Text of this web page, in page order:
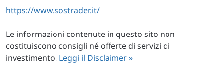
https://www.sostrader.it/
Le informazioni contenute in questo sito non
costituiscono consigli né offerte di servizi di
investimento. Leggi il Disclaimer »